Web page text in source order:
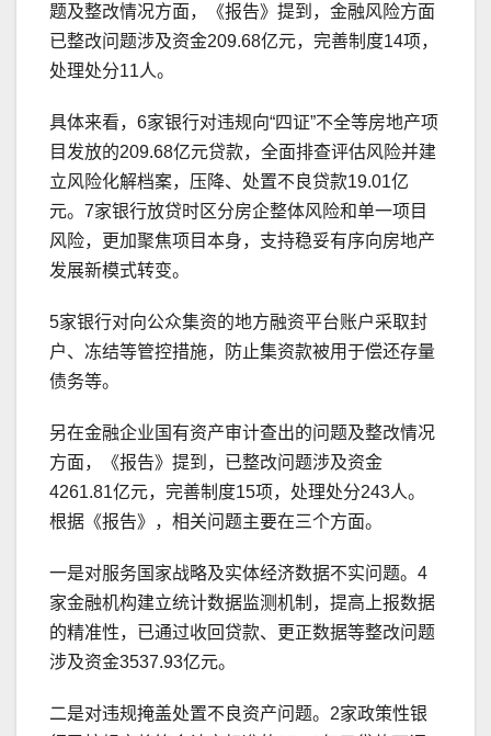
题及整改情况方面，《报告》提到，金融风险方面
已整改问题涉及资金209.68亿元，完善制度14项，
处理处分11人。
具体来看，6家银行对违规向“四证”不全等房地产项
目发放的209.68亿元贷款，全面排查评估风险并建
立风险化解档案，压降、处置不良贷款19.01亿
元。7家银行放贷时区分房企整体风险和单一项目
风险，更加聚焦项目本身，支持稳妥有序向房地产
发展新模式转变。
5家银行对向公众集资的地方融资平台账户采取封
户、冻结等管控措施，防止集资款被用于偿还存量
债务等。
另在金融企业国有资产审计查出的问题及整改情况
方面，《报告》提到，已整改问题涉及资金
4261.81亿元，完善制度15项，处理处分243人。
根据《报告》，相关问题主要在三个方面。
一是对服务国家战略及实体经济数据不实问题。4
家金融机构建立统计数据监测机制，提高上报数据
的精准性，已通过收回贷款、更正数据等整改问题
涉及资金3537.93亿元。
二是对违规掩盖处置不良资产问题。2家政策性银